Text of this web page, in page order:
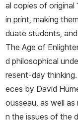
al copies of original
in print, making
duate students,
The Age of
d philosophical
resent-day
eces by David
ousseau, as well
n the issues of the